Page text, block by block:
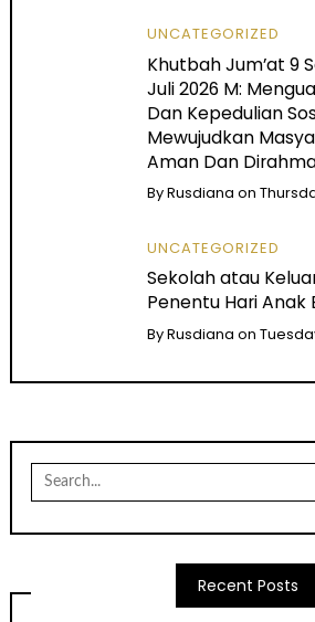
UNCATEGORIZED
Khutbah Jum’at 9
Juli 2026 M:
Dan Kepedulian
Mewujudkan
Aman Dan
ByRusdiana on
UNCATEGORIZED
Sekolah atau
Penentu Hari Anak
ByRusdiana on
Search
for:
Recent Posts